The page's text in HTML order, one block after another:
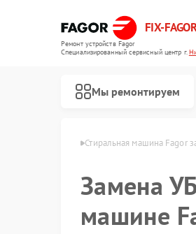
FIX-
Ремонт устройств Fagor
Специализированный cервисный центр г.
Мы ремонтируем
в Нижневартовске Стиральная машина Fagor
Замена
машине